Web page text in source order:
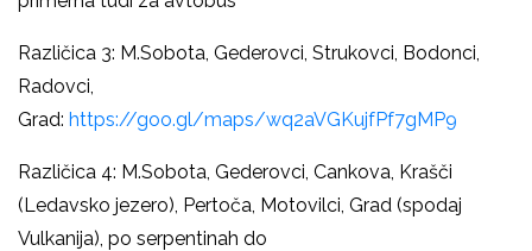
Različica 3: M.Sobota, Gederovci, Strukovci, Bodonci,
Radovci,
Grad: https://goo.gl/maps/wq2aVGKujfPf7gMP9
Različica 4: M.Sobota, Gederovci, Cankova, Krašči
(Ledavsko jezero), Pertoča, Motovilci, Grad (spodaj
Vulkanija), po serpentinah do